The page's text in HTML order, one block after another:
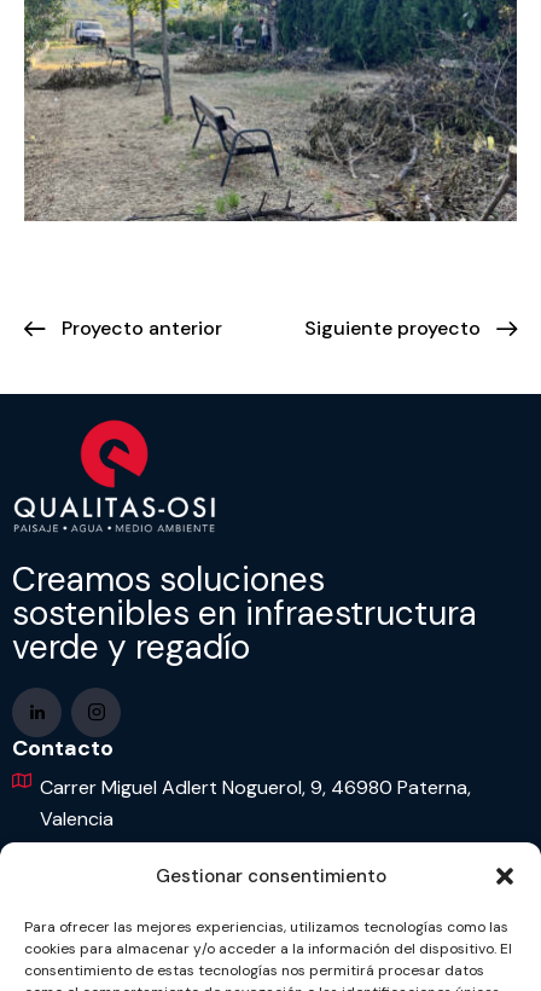
Gestionar consentimiento
Para ofrecer las mejores experiencias, utilizamos tecnologías como las
cookies para almacenar y/o acceder a la información del dispositivo. El
consentimiento de estas tecnologías nos permitirá procesar datos
Proyecto anterior Siguiente proyecto
Creamos soluciones
sostenibles en infraestructura
verde y regadío
Contacto
Carrer Miguel Adlert Noguerol, 9, 46980 Paterna,
Valencia
963 65 77 77
info@qualitas-osi.com
Política de privacidad